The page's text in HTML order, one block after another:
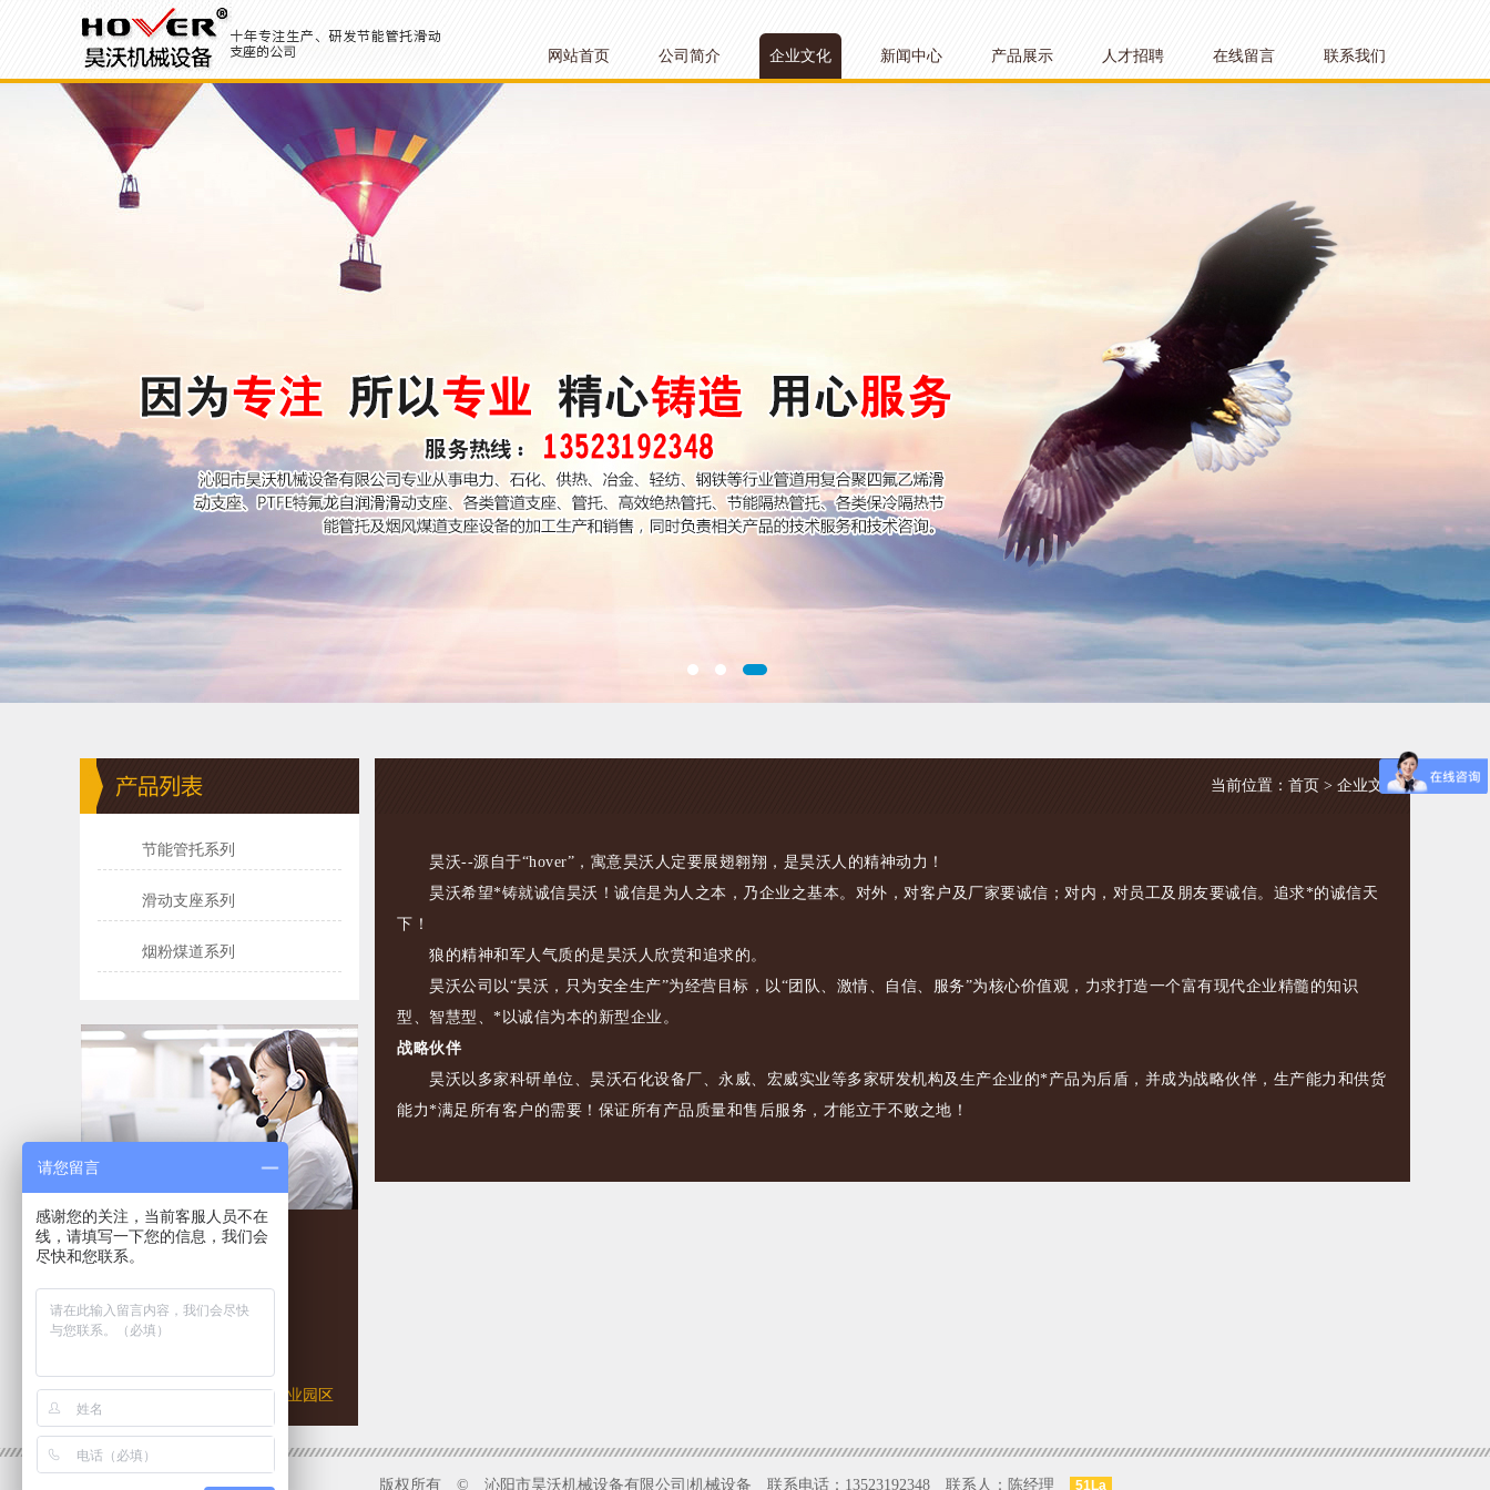
网站首页 公司简介 企业文化 新闻中心 产品展示 人才招聘 在线留言 联系我们
节能管托系列
滑动支座系列
烟粉煤道系列
联系人：陈经理
地址：河南省沁阳市联盟工业园区
当前位置： 首页 > 企业文化
昊沃--源自于“hover”，寓意昊沃人定要展翅翱翔，是昊沃人的精神动力！
昊沃希望*铸就诚信昊沃！诚信是为人之本，乃企业之基本。对外，对客户及厂家要诚信；对内，对员工及朋友要诚信。追求*的诚信天
下！
狼的精神和军人气质的是昊沃人欣赏和追求的。
昊沃公司以“昊沃，只为安全生产”为经营目标，以“团队、激情、自信、服务”为核心价值观，力求打造一个富有现代企业精髓的知识
型、智慧型、*以诚信为本的新型企业。
战略伙伴
昊沃以多家科研单位、昊沃石化设备厂、永威、宏威实业等多家研发机构及生产企业的*产品为后盾，并成为战略伙伴，生产能力和供货
能力*满足所有客户的需要！保证所有产品质量和售后服务，才能立于不败之地！
版权所有 © 沁阳市昊沃机械设备有限公司|机械设备 联系电话：13523192348 联系人：陈经理 51La
请您留言
感谢您的关注，当前客服人员不在
线，请填写一下您的信息，我们会
尽快和您联系。